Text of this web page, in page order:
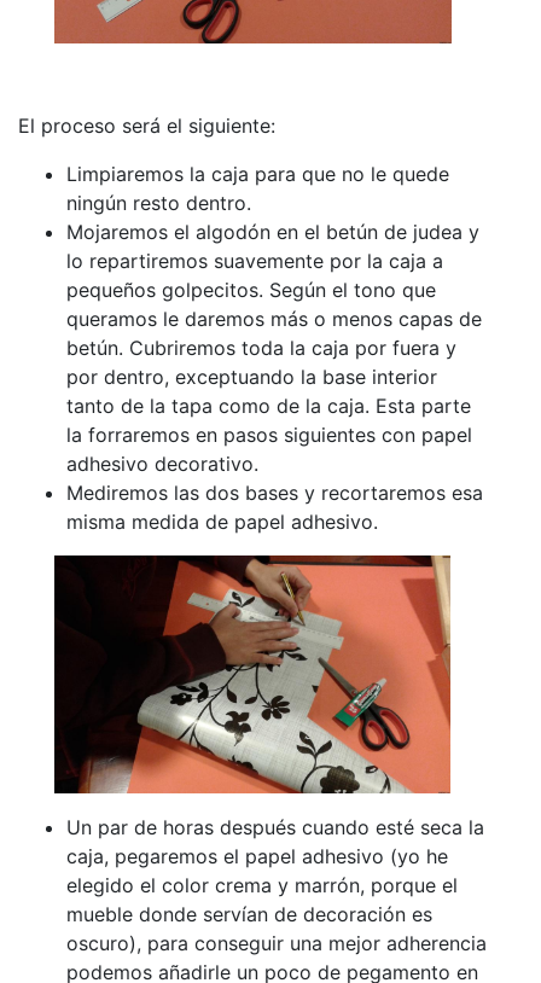
El proceso será el siguiente:
Limpiaremos la caja para que no le quede
ningún resto dentro.
Mojaremos el algodón en el betún de judea y
lo repartiremos suavemente por la caja a
pequeños golpecitos. Según el tono que
queramos le daremos más o menos capas de
betún. Cubriremos toda la caja por fuera y
por dentro, exceptuando la base interior
tanto de la tapa como de la caja. Esta parte
la forraremos en pasos siguientes con papel
adhesivo decorativo.
Mediremos las dos bases y recortaremos esa
misma medida de papel adhesivo.
Un par de horas después cuando esté seca la
caja, pegaremos el papel adhesivo (yo he
elegido el color crema y marrón, porque el
mueble donde servían de decoración es
oscuro), para conseguir una mejor adherencia
podemos añadirle un poco de pegamento en